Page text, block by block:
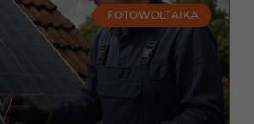
FOTOWOLTAIKA